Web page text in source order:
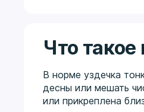
Что такое
В норме уздечка
десны или мешать
или прикреплена